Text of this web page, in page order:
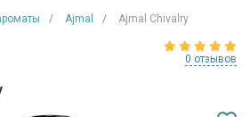
Ajmal Ajmal Chivalry
0 отзывов